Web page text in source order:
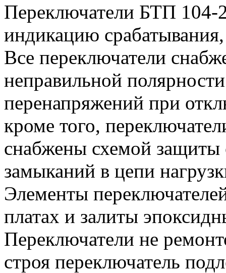
Переключатели БТП
индикацию
Все переключатели
неправильной
перенапряжений при
кроме того,
снабжены схемой защиты
замыканий в цепи
Элементы
платах и залиты
Переключатели не
строя переключатель